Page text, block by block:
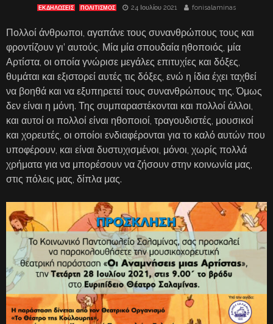
ΕΚΔΗΛΏΣΕΙΣ ΠΟΛΙΤΙΣΜΟΣ 24 Ιουλίου 2021 fonisalaminas
Πολλοί άνθρωποι, αγαπάνε τους συνανθρώπους τους και
φροντίζουν γι’ αυτούς. Μία μία σπουδαία ηθοποιός, μία
Αρτίστα, οι οποία γνώρισε μεγάλες επιτυχίες και δόξες,
θυμάται και εξιστορεί αυτές τις δόξες, ενώ η ίδια έχει ταχθεί
να βοηθά και να εξυπηρετεί τους συνανθρώπους της. Όμως
δεν είναι η μόνη. Της συμπαραστέκονται και πολλοί άλλοι,
και αυτοί οι πολλοί είναι ηθοποιοί, τραγουδιστές, μουσικοί
και χορευτές, οι οποίοι ενδιαφέρονται για το καλό αυτών που
υποφέρουν, και είναι δυστυχισμένοι, μόνοι, χωρίς πολλά
χρήματα για να μπορέσουν να ζήσουν στην κοινωνία μας,
στις πόλεις μας, δίπλα μας.